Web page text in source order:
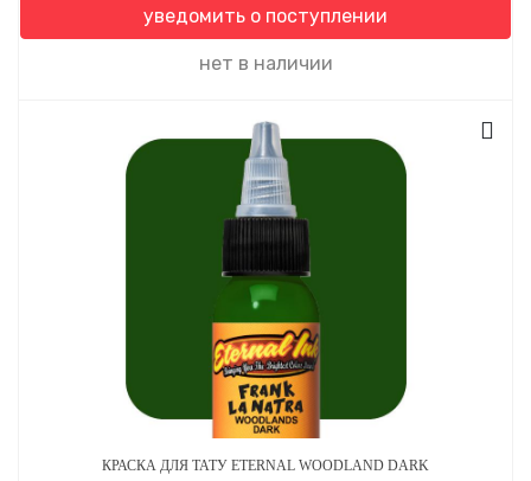
уведомить о поступлении
нет в наличии
КРАСКА ДЛЯ ТАТУ ETERNAL WOODLAND DARK